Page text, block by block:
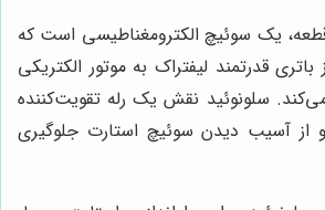
یک سوئیچ الکترومغناطیسی است که
قدرتمند لیفتراک به موتور الکتریکی
سلونوئید نقش یک رله تقویت‌کننده
و از آسیب دیدن سوئیچ استارت جلوگیری